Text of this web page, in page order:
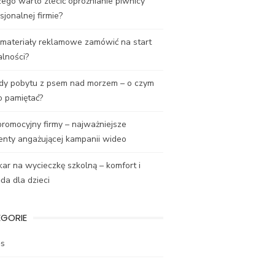
firmie?
reklamowe zamówić na start
pobytu z psem nad morzem – o czym
pamiętać?
firmy – najważniejsze
angażującej kampanii wideo
na wycieczkę szkolną – komfort i
dla dzieci